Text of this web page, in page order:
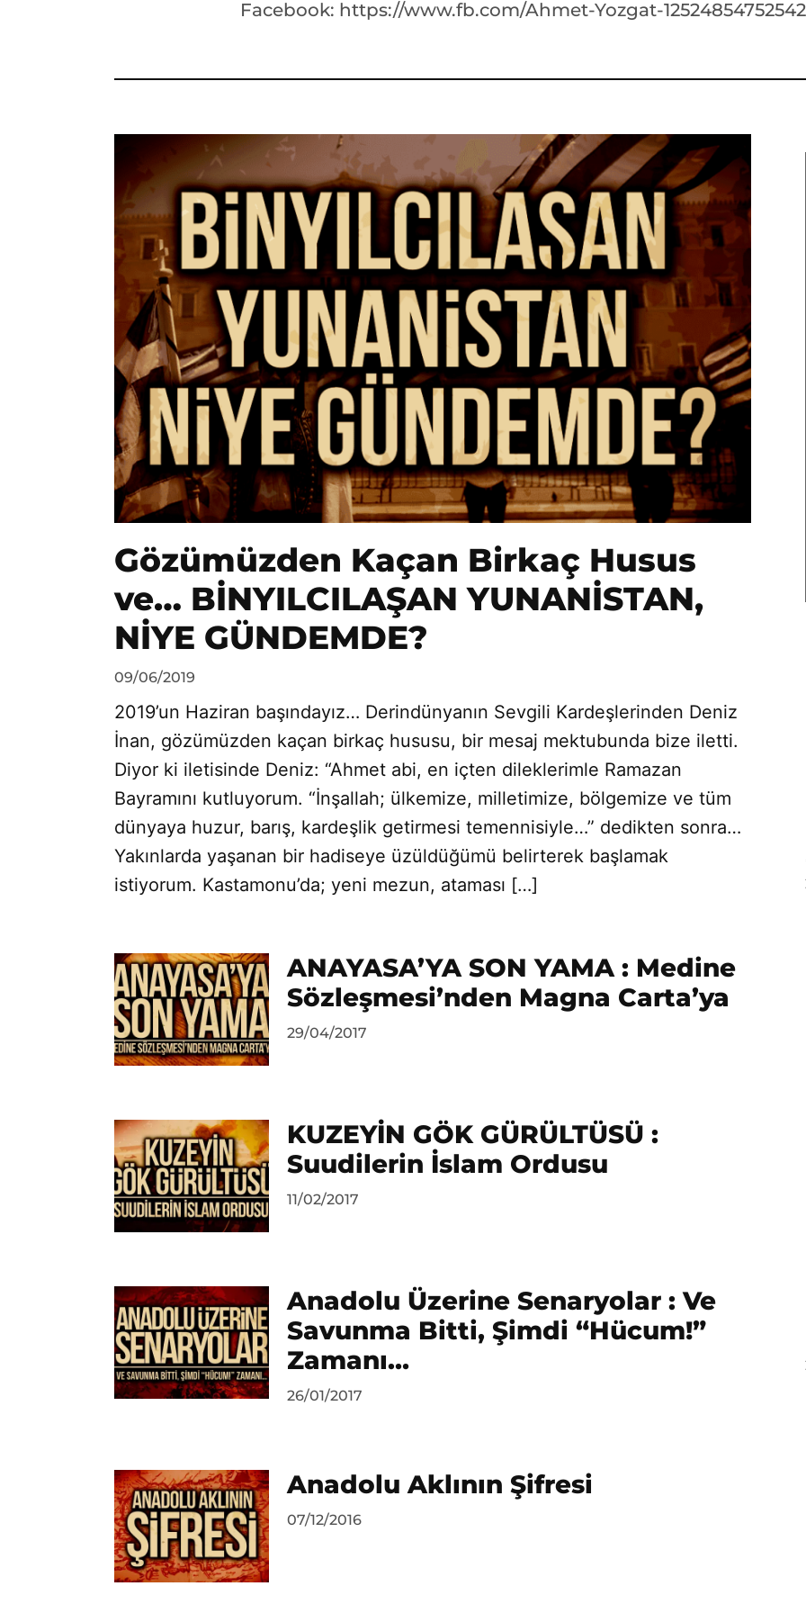
Facebook: https://www.fb.com/Ahmet-Yozgat-
Gözümüzden Kaçan Birkaç Husus
ve… BİNYILCILAŞAN YUNANİSTAN,
NİYE GÜNDEMDE?
by
Yozgat
09/06/2019
2019’un Haziran başındayız… Derindünyanın Sevgili Kardeşlerinden Deniz
İnan, gözümüzden kaçan birkaç hususu, bir mesaj mektubunda bize iletti.
Diyor ki iletisinde Deniz: “Ahmet abi, en içten dileklerimle Ramazan
Bayramını kutluyorum. “İnşallah; ülkemize, milletimize, bölgemize ve tüm
dünyaya huzur, barış, kardeşlik getirmesi temennisiyle…” dedikten sonra…
Yakınlarda yaşanan bir hadiseye üzüldüğümü belirterek başlamak
istiyorum. Kastamonu’da; yeni mezun, ataması […]
ANAYASA’YA SON YAMA : Medine
Sözleşmesi’nden Magna Carta’ya
by
29/04/2017
KUZEYİN GÖK GÜRÜLTÜSÜ :
Suudilerin İslam Ordusu
by
11/02/2017
Anadolu Üzerine Senaryolar : Ve
Savunma Bitti, Şimdi “Hücum!”
Zamanı…
by
26/01/2017
Anadolu Aklının Şifresi
by
07/12/2016